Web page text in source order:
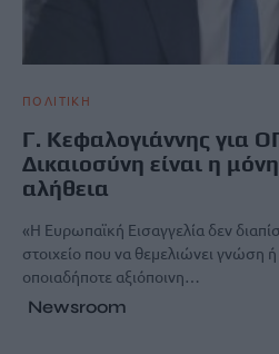
ΠΟΛΙΤΙΚΗ
Γ. Κεφαλογιάννης για
Δικαιοσύνη είναι η
αλήθεια
«Η Ευρωπαϊκή Εισαγγελία δεν
στοιχείο που να θεμελιώνει γνώση
οποιαδήποτε αξιόποινη…
Newsroom